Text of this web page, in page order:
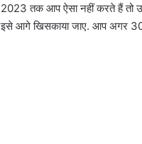
2023 तक आप ऐसा नहीं करते हैं तो
इसे आगे खिसकाया जाए. आप अगर 30